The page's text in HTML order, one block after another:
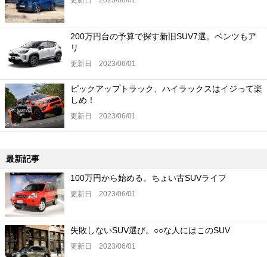
200万円台の予算で探す新旧SUV7選。ベンツもア
リ
更新日 2023/06/01
ピックアップトラック、ハイラックスはイジって楽
しめ！
更新日 2023/06/01
最新記事
100万円から始める。ちょい古SUVライフ
更新日 2023/06/01
失敗しないSUV選び。○○な人にはこのSUV
更新日 2023/06/01